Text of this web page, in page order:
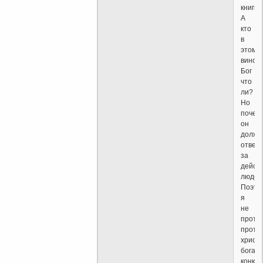
книги?
А
кто
в
этом
Бог
что
ли?
Но
он
за
я
не
бога